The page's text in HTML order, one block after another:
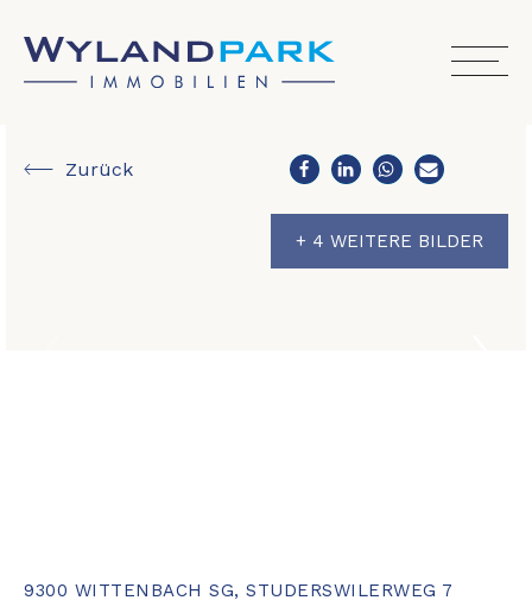
Zurück
+ 4 WEITERE BILDER
9300 WITTENBACH SG, STUDERSWILERWEG 7